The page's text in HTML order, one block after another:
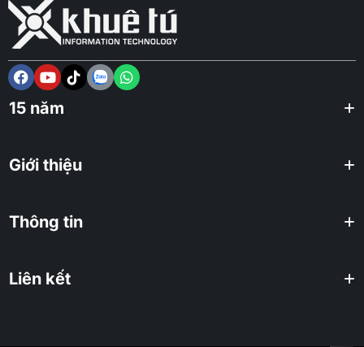
15 năm
Giới thiệu
Thông tin
Liên kết